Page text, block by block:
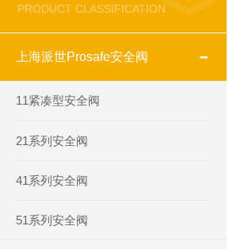
PRODUCT CLASSIFICATION
上海派世Prosafe安全阀
11紧凑型安全阀
21系列安全阀
41系列安全阀
51系列安全阀